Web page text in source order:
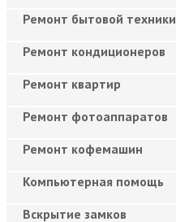
Ремонт бытовой техники
Ремонт кондиционеров
Ремонт квартир
Ремонт фотоаппаратов
Ремонт кофемашин
Компьютерная помощь
Вскрытие замков